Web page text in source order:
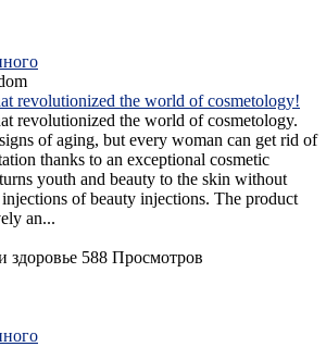
revolutionized the world of cosmetology!
revolutionized the world of cosmetology.
of aging, but every woman can get rid of
thanks to an exceptional cosmetic
youth and beauty to the skin without
of beauty injections. The product
an...
здоровье 588 Просмотров